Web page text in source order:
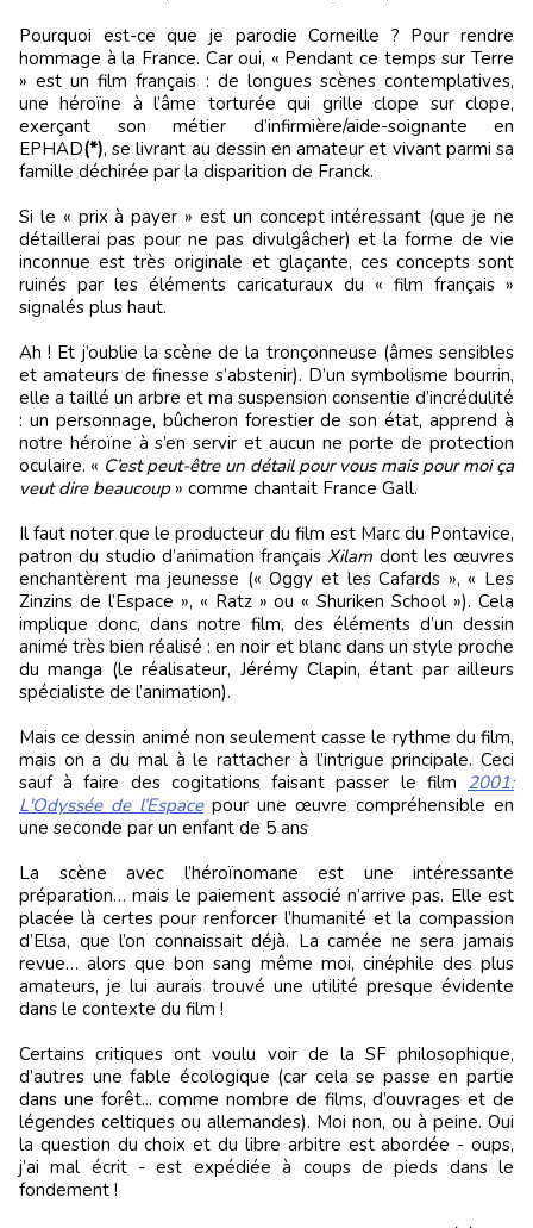
Pourquoi est-ce que je parodie Corneille ? Pour rendre
hommage à la France. Car oui, « Pendant ce temps sur Terre
» est un film français : de longues scènes contemplatives,
une héroïne à l’âme torturée qui grille clope sur clope,
exerçant son métier d’infirmière/aide-soignante en
EPHAD(*), se livrant au dessin en amateur et vivant parmi sa
famille déchirée par la disparition de Franck.
Si le « prix à payer » est un concept intéressant (que je ne
détaillerai pas pour ne pas divulgâcher) et la forme de vie
inconnue est très originale et glaçante, ces concepts sont
ruinés par les éléments caricaturaux du « film français »
signalés plus haut.
Ah ! Et j’oublie la scène de la tronçonneuse (âmes sensibles
et amateurs de finesse s’abstenir). D’un symbolisme bourrin,
elle a taillé un arbre et ma suspension consentie d’incrédulité
: un personnage, bûcheron forestier de son état, apprend à
notre héroïne à s’en servir et aucun ne porte de protection
oculaire. « C’est peut-être un détail pour vous mais pour moi ça
veut dire beaucoup» comme chantait France Gall.
Il faut noter que le producteur du film est Marc du Pontavice,
patron du studio d’animation françaisXilam dont les œuvres
enchantèrent ma jeunesse (« Oggy et les Cafards », « Les
Zinzins de l’Espace », « Ratz » ou « Shuriken School »). Cela
implique donc, dans notre film, des éléments d’un dessin
animé très bien réalisé : en noir et blanc dans un style proche
du manga (le réalisateur, Jérémy Clapin, étant par ailleurs
spécialiste de l’animation).
Mais ce dessin animé non seulement casse le rythme du film,
mais on a du mal à le rattacher à l’intrigue principale. Ceci
sauf à faire des cogitations faisant passer le film 2001:
L'Odyssée de l’Espacepour une œuvre compréhensible en
une seconde par un enfant de 5 ans
La scène avec l’héroïnomane est une intéressante
préparation… mais le paiement associé n’arrive pas. Elle est
placée là certes pour renforcer l’humanité et la compassion
d’Elsa, que l’on connaissait déjà. La camée ne sera jamais
revue… alors que bon sang même moi, cinéphile des plus
amateurs, je lui aurais trouvé une utilité presque évidente
dans le contexte du film !
Certains critiques ont voulu voir de la SF philosophique,
d’autres une fable écologique (car cela se passe en partie
dans une forêt... comme nombre de films, d’ouvrages et de
légendes celtiques ou allemandes). Moi non, ou à peine. Oui
la question du choix et du libre arbitre est abordée - oups,
j’ai mal écrit - est expédiée à coups de pieds dans le
fondement !